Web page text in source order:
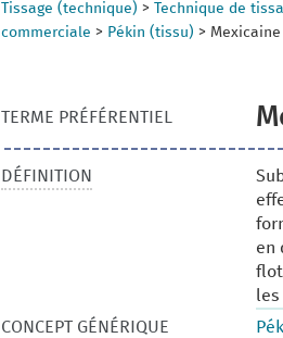
Tissage (technique) > Technique de
commerciale > Pékin (tissu) >
TERME PRÉFÉRENTIEL
DÉFINITION
en
CONCEPT GÉNÉRIQUE